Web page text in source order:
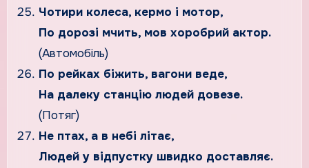
Чотири колеса, кермо і мотор,
По дорозі мчить, мов хоробрий актор.
(Автомобіль)
По рейках біжить, вагони веде,
На далеку станцію людей довезе.
(Потяг)
Не птах, а в небі літає,
Людей у відпустку швидко доставляє.